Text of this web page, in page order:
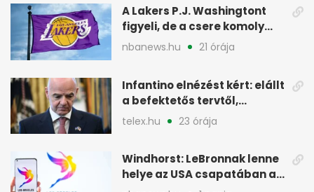
A Lakers P.J. Washingtont
figyeli, de a csere komoly
akadályokba ütközhet
nbanews.hu 21 órája
Infantino elnézést kért: elállt
a befektetős tervtől,
maradhat FIFA-elnök
telex.hu 23 órája
Windhorst: LeBronnak lenne
helye az USA csapatában a